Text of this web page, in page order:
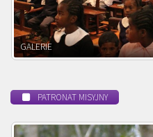
POWOŁANIE MISYJNE
PATRONAT MISYJNY